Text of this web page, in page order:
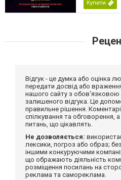
Купити
Відгук - це думка або оцінка
передати досвід або
нашого сайту з обов'язковою
залишеного відгука. Це
правильне рішення.
спілкування та обговорення,
питань, що цікавлять.
Не дозволяється:
лексики, погроз або образ;
іншими конкуруючими
що ображають діяльність
розміщення посилань на
реклама та самореклама.